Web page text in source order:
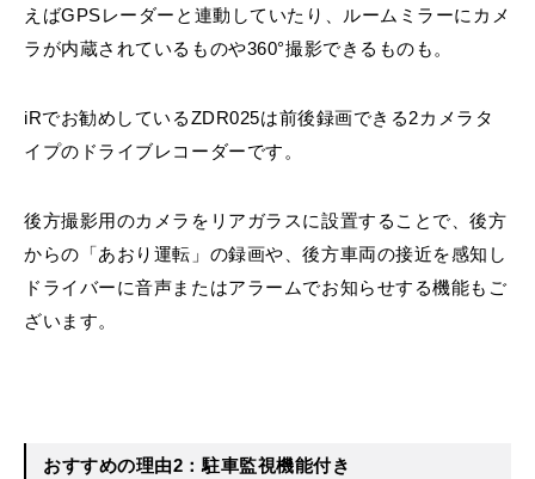
えばGPSレーダーと連動していたり、ルームミラーにカメ
ラが内蔵されているものや360°撮影できるものも。
iRでお勧めしているZDR025は前後録画できる2カメラタ
イプのドライブレコーダーです。
後方撮影用のカメラをリアガラスに設置することで、後方
からの「あおり運転」の録画や、後方車両の接近を感知し
ドライバーに音声またはアラームでお知らせする機能もご
ざいます。
おすすめの理由2：駐車監視機能付き